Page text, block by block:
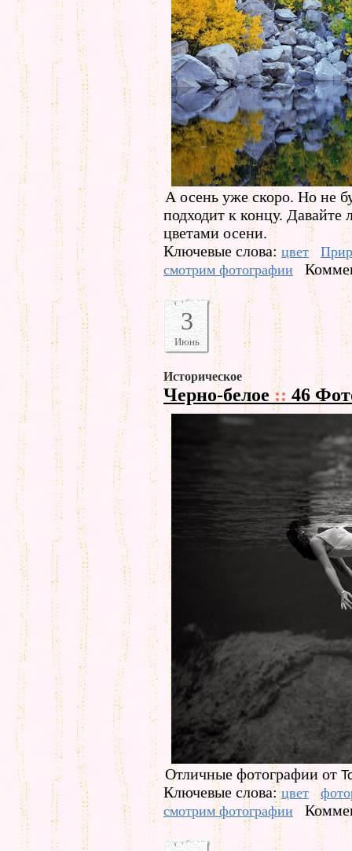
А осень уже скоро. Но не
подходит к концу.
цветами осени.
Ключевые слова: цвет
смотрим фотографии
3
Июнь
Историческое
Черно-белое:: 46
Отличные фотографии от
Ключевые слова:цвет
смотрим фотографии